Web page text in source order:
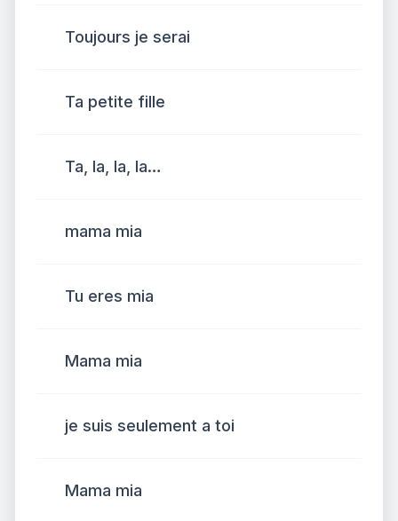
Toujours je serai
Ta petite fille
Ta, la, la, la…
mama mia
Tu eres mia
Mama mia
je suis seulement a toi
Mama mia